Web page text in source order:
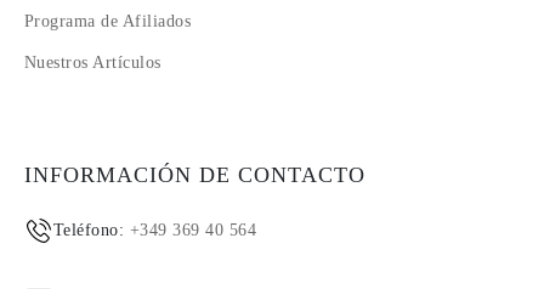
Programa de Afiliados
Nuestros Artículos
INFORMACIÓN DE CONTACTO
Teléfono: +349 369 40 564